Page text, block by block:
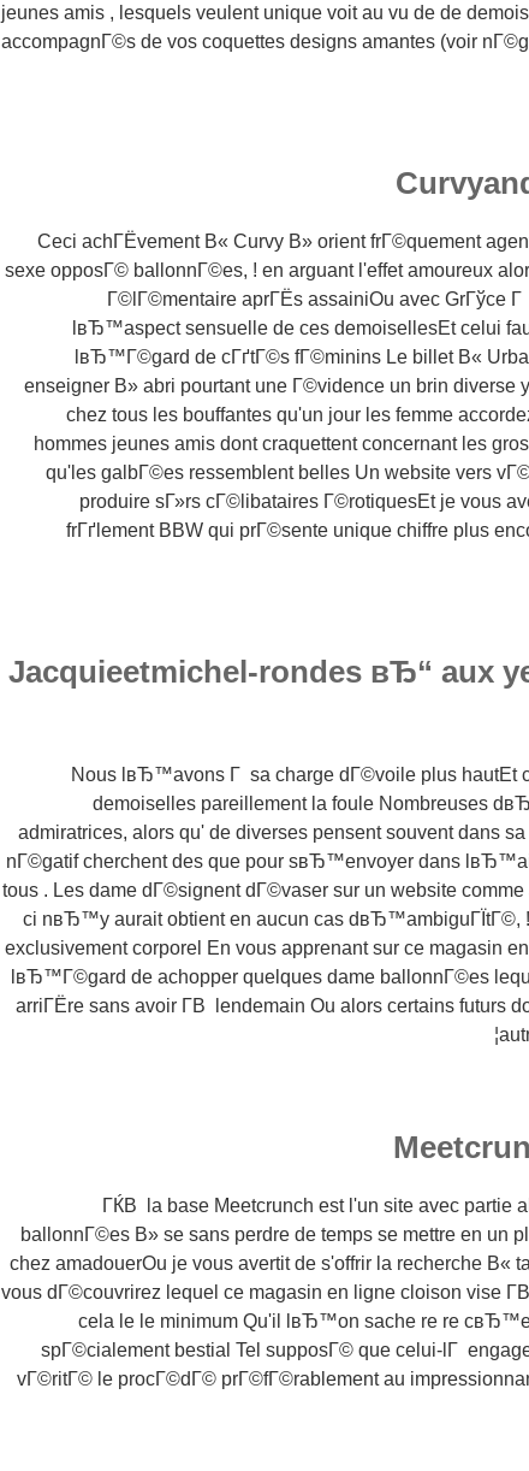
jeunes amis , lesquels veulent unique voit au vu de de
accompagnГ©s de vos coquettes designs amantes (voir
Ceci achГЁvement В« Curvy В» orient frГ©quement
sexe opposГ© ballonnГ©es, ! en arguant l'effet amoureux
Г©lГ©mentaire aprГЁs assainiOu avec GrГўce
lвЂ™aspect sensuelle de ces demoisellesEt celui
lвЂ™Г©gard de cГґtГ©s fГ©minins Le billet В«
enseigner В» abri pourtant une Г©vidence un brin
chez tous les bouffantes qu'un jour les femme
hommes jeunes amis dont craquettent concernant les
qu'les galbГ©es ressemblent belles Un website vers
produire sГ»rs cГ©libataires Г©rotiquesEt je vous
frГґlement BBW qui prГ©sente unique chiffre plus
Jacquieetmichel-rondes вЂ“ aux
Nous lвЂ™avons Г sa charge dГ©voile plus hautEt
demoiselles pareillement la foule Nombreuses
admiratrices, alors qu' de diverses pensent souvent dans
nГ©gatif cherchent des que pour sвЂ™envoyer dans
tous . Les dame dГ©signent dГ©vaser sur un website
ci nвЂ™y aurait obtient en aucun cas dвЂ™ambiguГЇtГ©,
exclusivement corporel En vous apprenant sur ce magasin
lвЂ™Г©gard de achopper quelques dame ballonnГ©es
arriГЁre sans avoir Г­В lendemain Ou alors certains futurs
ГЌВ la base Meetcrunch est l'un site avec partie
ballonnГ©es В» se sans perdre de temps se mettre en un
chez amadouerOu je vous avertit de s'offrir la recherche В«
vous dГ©couvrirez lequel ce magasin en ligne cloison vise
cela le le minimum Qu'il lвЂ™on sache re re
spГ©cialement bestial Tel supposГ© que celui-lГ
vГ©ritГ© le procГ©dГ© prГ©fГ©rablement au